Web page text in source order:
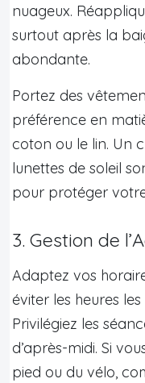
nuageux.
surtout après la
abondante.
Portez des
préférence en
coton ou le lin. Un
lunettes de soleil
pour protéger
3. Gestion de
Adaptez vos
éviter les heures
Privilégiez les
d’après-midi. Si
pied ou du vélo,